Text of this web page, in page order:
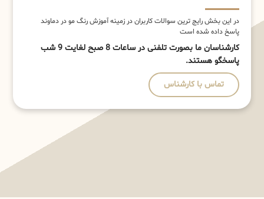
در این بخش رایج ترین سوالات کاربران در زمینه آموزش رنگ مو در دماوند
پاسخ داده شده است
کارشناسان ما بصورت تلفنی در ساعات 8 صبح لغایت 9 شب
پاسخگو هستند.
تماس با کارشناس